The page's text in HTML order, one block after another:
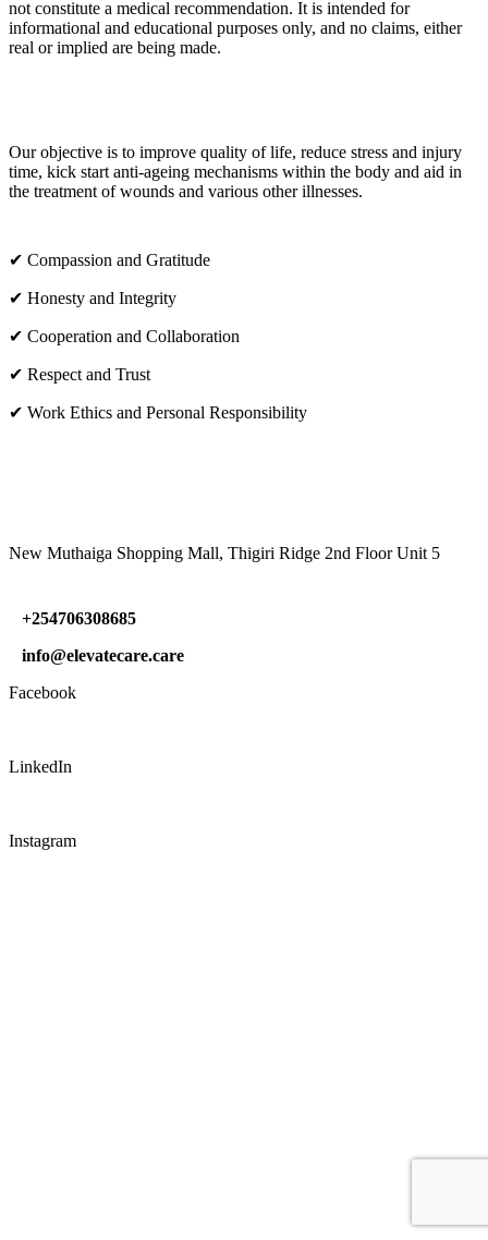
not constitute a medical recommendation. It is intended for
informational and educational purposes only, and no claims, either
real or implied are being made.
Our objective is to improve quality of life, reduce stress and injury
time, kick start anti-ageing mechanisms within the body and aid in
the treatment of wounds and various other illnesses.
✔ Compassion and Gratitude
✔ Honesty and Integrity
✔ Cooperation and Collaboration
✔ Respect and Trust
✔ Work Ethics and Personal Responsibility
New Muthaiga Shopping Mall, Thigiri Ridge 2nd Floor Unit 5
+254706308685
info@elevatecare.care
Facebook
LinkedIn
Instagram